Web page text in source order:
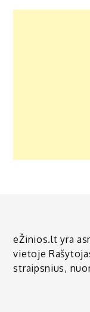
eŽinios.lt yra
vietoje
straipsnius,